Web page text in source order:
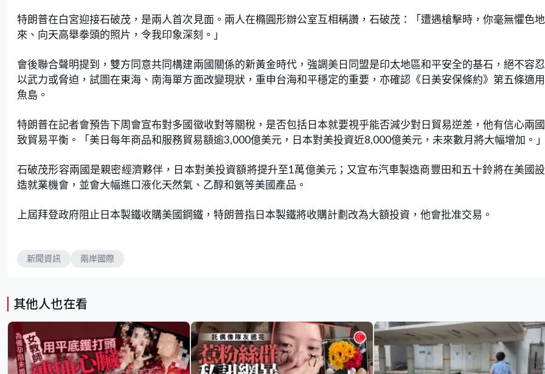
.
8
1
%
特朗普在白宮迎接石破茂，是兩人首次見面。兩人在橢圓形辦公室互相稱讚，石破茂：「遭遇槍擊時，你毫無懼色
來、向天高舉拳頭的照片，令我印象深刻。」
會後聯合聲明提到，雙方同意共同構建兩國關係的新黃金時代，強調美日同盟是印太地區和平安全的基石，絕不容
以武力或脅迫，試圖在東海、南海單方面改變現狀，重申台海和平穩定的重要，亦確認《日美安保條約》第五條適
魚島。
特朗普在記者會預告下周會宣布對多國徵收對等關稅，是否包括日本就要視乎能否減少對日貿易逆差，他有信心兩
致貿易平衡。「美日每年商品和服務貿易額逾3,000億美元，日本對美投資近8,000億美元，未來數月將大幅增加。
石破茂形容兩國是親密經濟夥伴，日本對美投資額將提升至1萬億美元；又宣布汽車製造商豐田和五十鈴將在美國
造就業機會，並會大幅進口液化天然氣、乙醇和氨等美國產品。
上屆拜登政府阻止日本製鐵收購美國鋼鐵，特朗普指日本製鐵將收購計劃改為大額投資，他會批准交易。
新聞資訊 兩岸國際
其他人也在看